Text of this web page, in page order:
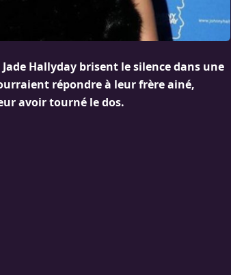
Hallyday brisent le silence dans une
répondre à leur frère ainé,
avoir tourné le dos.